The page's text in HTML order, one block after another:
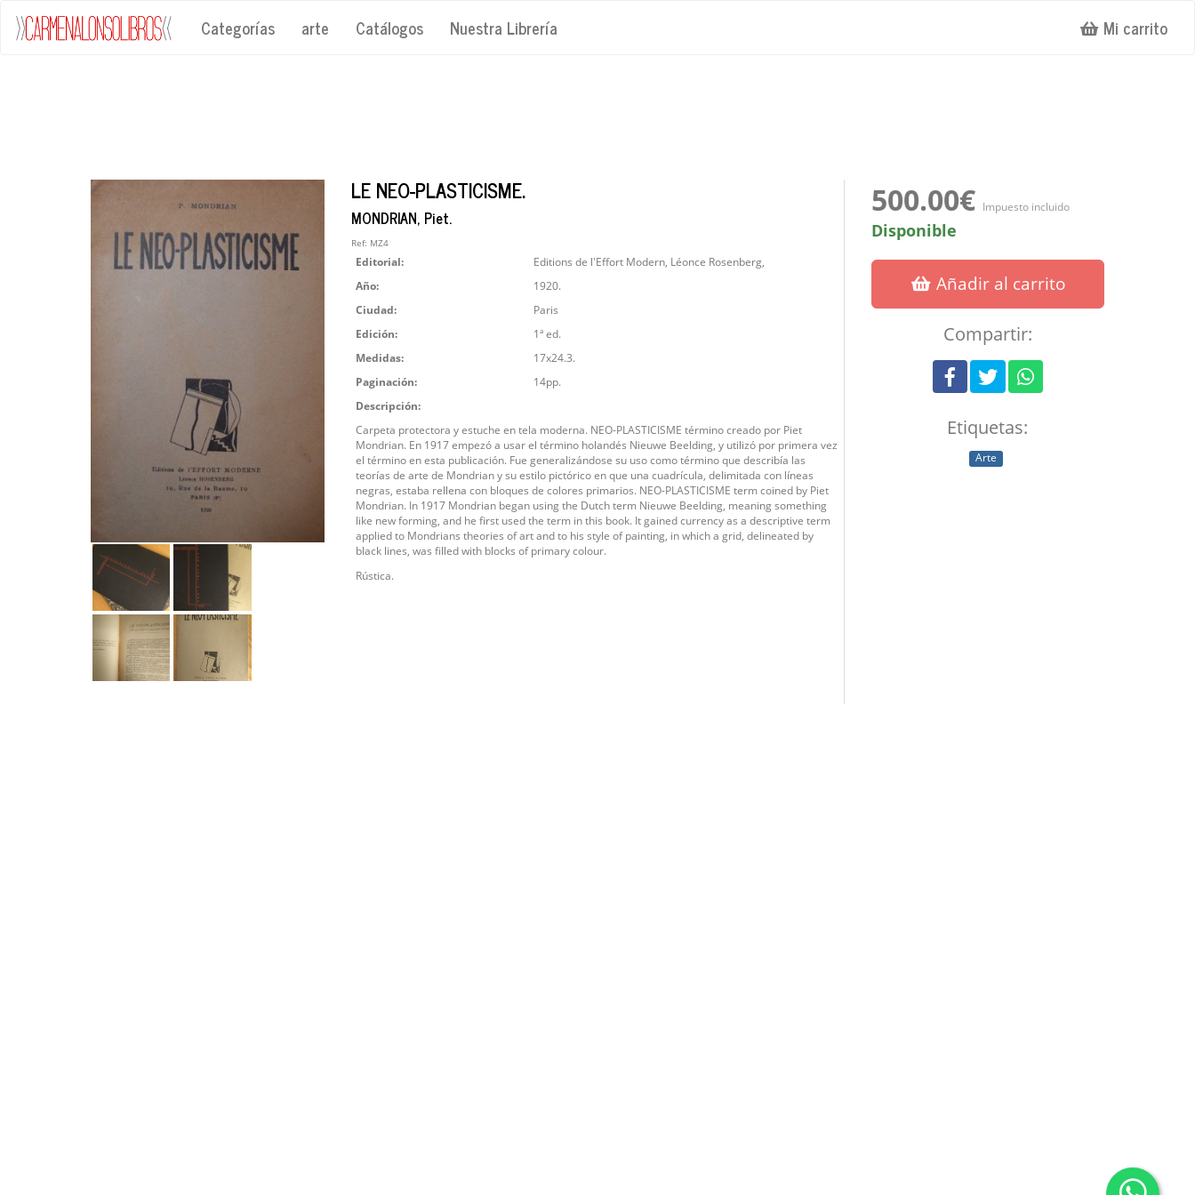
Categorías arte Catálogos Nuestra Librería Mi carrito
LE NEO-PLASTICISME.
MONDRIAN, Piet.
Ref: MZ4
Editorial:
Editions de l'Effort Modern, Léonce Rosenberg,
Año:
1920.
Ciudad:
Paris
Edición:
1ª ed.
Medidas:
17x24.3.
Paginación:
14pp.
Descripción:
Carpeta protectora y estuche en tela moderna. NEO-PLASTICISME término creado por Piet
Mondrian. En 1917 empezó a usar el término holandés Nieuwe Beelding, y utilizó por primera vez
el término en esta publicación. Fue generalizándose su uso como término que describía las
teorías de arte de Mondrian y su estilo pictórico en que una cuadrícula, delimitada con líneas
negras, estaba rellena con bloques de colores primarios. NEO-PLASTICISME term coined by Piet
Mondrian. In 1917 Mondrian began using the Dutch term Nieuwe Beelding, meaning something
like new forming, and he first used the term in this book. It gained currency as a descriptive term
applied to Mondrians theories of art and to his style of painting, in which a grid, delineated by
black lines, was filled with blocks of primary colour.
Rústica.
500.00€ Impuesto incluido
Disponible
Añadir al carrito
Compartir:
Etiquetas:
Arte